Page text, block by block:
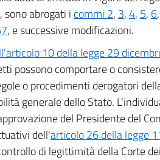
sono abrogati i commi 2, 3,4, 5, 6,
, e successive modificazioni.
10 della legge 29
possono comportare o
o procedimenti derogatori
generale dello Stato.
del Presidente del
dell'articolo 26 della legge
di legittimità della Corte